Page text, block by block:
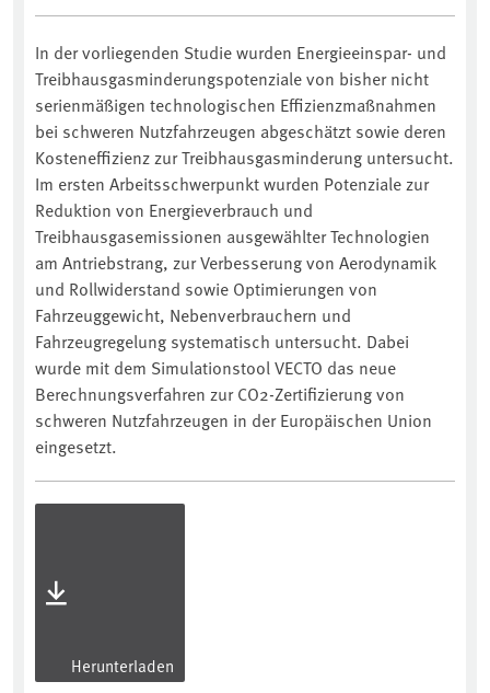
In der vorliegenden Studie wurden Energieeinspar- und
Treibhausgasminderungspotenziale von bisher nicht
serienmäßigen technologischen Effizienzmaßnahmen
bei schweren Nutzfahrzeugen abgeschätzt sowie deren
Kosteneffizienz zur Treibhausgasminderung untersucht.
Im ersten Arbeitsschwerpunkt wurden Potenziale zur
Reduktion von Energieverbrauch und
Treibhausgasemissionen ausgewählter Technologien
am Antriebstrang, zur Verbesserung von Aerodynamik
und Rollwiderstand sowie Optimierungen von
Fahrzeuggewicht, Nebenverbrauchern und
Fahrzeugregelung systematisch untersucht. Dabei
wurde mit dem Simulationstool VECTO das neue
Berechnungsverfahren zur CO2-Zertifizierung von
schweren Nutzfahrzeugen in der Europäischen Union
eingesetzt.
Herunterladen